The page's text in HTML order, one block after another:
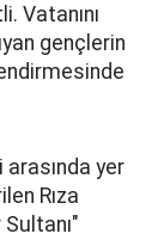
Vatanını
gençlerin
yer
Rıza